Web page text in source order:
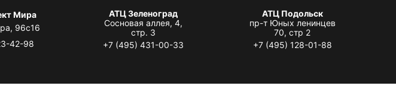
Мира
96с16
42-98
АТЦ Зеленоград
Сосновая аллея, 4,
стр. 3
+7 (495) 431-00-33
АТЦ Подольск
пр-т Юных ленинцев
70, стр 2
+7 (495) 128-01-88